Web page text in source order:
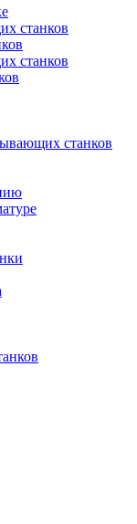
станков
станков
станков